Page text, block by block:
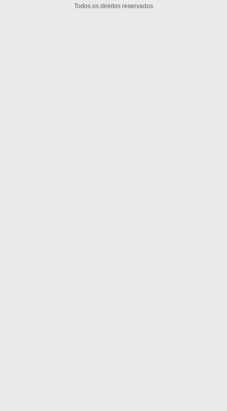
Todos os direitos reservados